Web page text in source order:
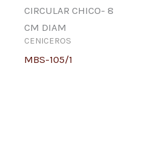
CIRCULAR CHICO- 8
CM DIAM
CENICEROS
MBS-105/1